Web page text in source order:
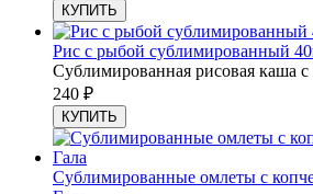
КУПИТЬ
Рис с рыбой сублимированный
Сублимированная рисовая каша
240 ₽
КУПИТЬ
Сублимированные омлеты с